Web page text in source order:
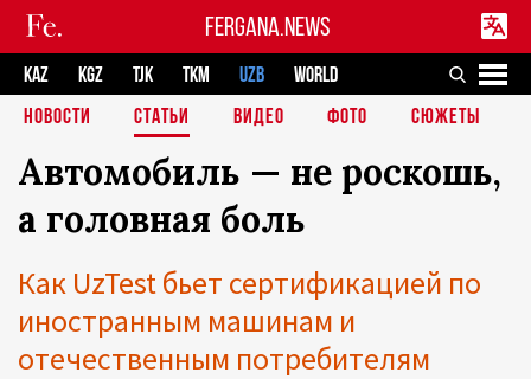
FERGANA.NEWS
KAZ KGZ TJK TKM UZB
WORLD
НОВОСТИ
СТАТЬИ ВИДЕО ФОТО СЮЖЕТЫ
Автомобиль — не роскошь,
а головная боль
Как UzTest бьет сертификацией по
иностранным машинам и
отечественным потребителям